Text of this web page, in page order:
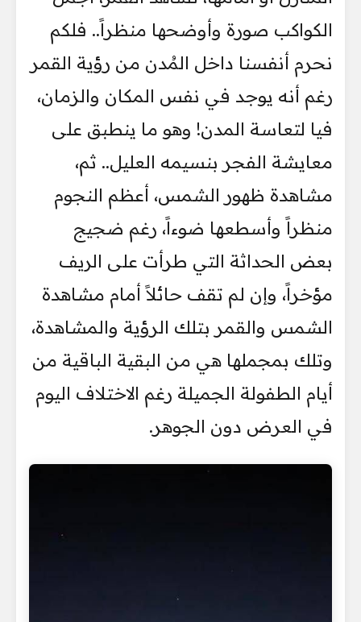
الكواكب صورة وأوضحها منظراً.. فلكم
نحرم أنفسنا داخل المُدن من رؤية القمر
رغم أنه يوجد في نفس المكان والزمان،
فيا لتعاسة المدن! وهو ما ينطبق على
معايشة الفجر بنسيمه العليل.. ثم،
مشاهدة ظهور الشمس، أعظم النجوم
منظراً وأسطعها ضوءاً، رغم ضجيج
بعض الحداثة التي طرأت على الريف
مؤخراً، وإن لم تقف حائلاً أمام مشاهدة
الشمس والقمر بتلك الرؤية والمشاهدة،
وتلك بمجملها هي من البقية الباقية من
أيام الطفولة الجميلة رغم الاختلاف اليوم
في العرض دون الجوهر.